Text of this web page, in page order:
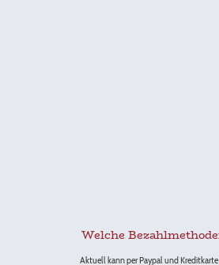
Welche
Aktuell kann per Paypal und